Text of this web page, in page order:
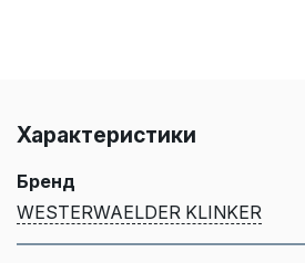
Характеристики
Бренд
WESTERWAELDER KLINKER